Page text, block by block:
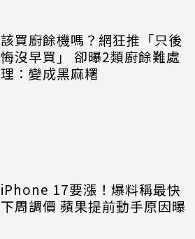
該買廚餘機嗎？網狂推「只後
悔沒早買」 卻曝2類廚餘難處
理：變成黑麻糬
iPhone 17要漲！爆料稱最快
下周調價 蘋果提前動手原因曝